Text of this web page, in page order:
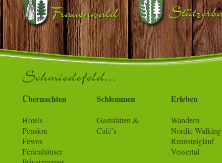
Übernachten
Hotels
Pension
Fewos
Ferienhäuser
Schlemmen
Gaststätten &
Café’s
Erleben
Wandern
Nordic Walking
Rennsteiglauf
Vessertal